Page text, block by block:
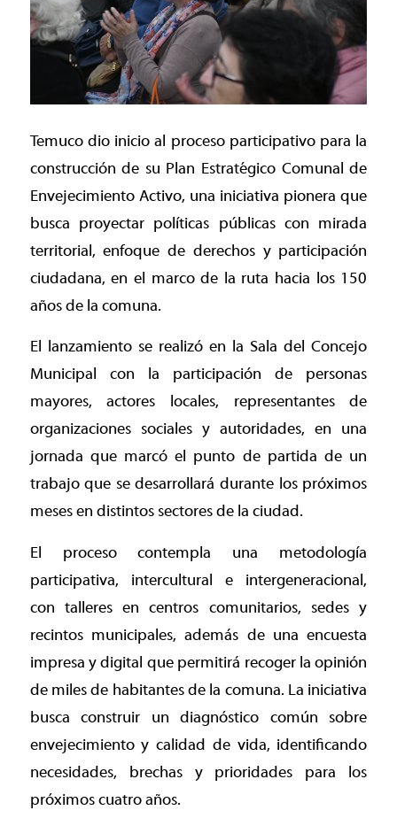
Temuco dio inicio al proceso participativo para la
construcción de su Plan Estratégico Comunal de
Envejecimiento Activo, una iniciativa pionera que
busca proyectar políticas públicas con mirada
territorial, enfoque de derechos y participación
ciudadana, en el marco de la ruta hacia los 150
años de la comuna.
El lanzamiento se realizó en la Sala del Concejo
Municipal con la participación de personas
mayores, actores locales, representantes de
organizaciones sociales y autoridades, en una
jornada que marcó el punto de partida de un
trabajo que se desarrollará durante los próximos
meses en distintos sectores de la ciudad.
El proceso contempla una metodología
participativa, intercultural e intergeneracional,
con talleres en centros comunitarios, sedes y
recintos municipales, además de una encuesta
impresa y digital que permitirá recoger la opinión
de miles de habitantes de la comuna. La iniciativa
busca construir un diagnóstico común sobre
envejecimiento y calidad de vida, identificando
necesidades, brechas y prioridades para los
próximos cuatro años.